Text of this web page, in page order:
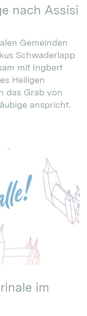
nach Assisi
Gemeinden
Schwaderlapp
mit Ingbert
Heiligen
das Grab von
anspricht.
im